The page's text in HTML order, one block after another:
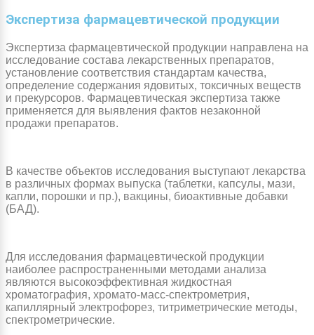
Экспертиза фармацевтической продукции
Экспертиза фармацевтической продукции направлена на
исследование состава лекарственных препаратов,
установление соответствия стандартам качества,
определение содержания ядовитых, токсичных веществ
и прекурсоров. Фармацевтическая экспертиза также
применяется для выявления фактов незаконной
продажи препаратов.
В качестве объектов исследования выступают лекарства
в различных формах выпуска (таблетки, капсулы, мази,
капли, порошки и пр.), вакцины, биоактивные добавки
(БАД).
Для исследования фармацевтической продукции
наиболее распространенными методами анализа
являются высокоэффективная жидкостная
хроматография, хромато-масс-спектрометрия,
капиллярный электрофорез, титриметрические методы,
спектрометрические.